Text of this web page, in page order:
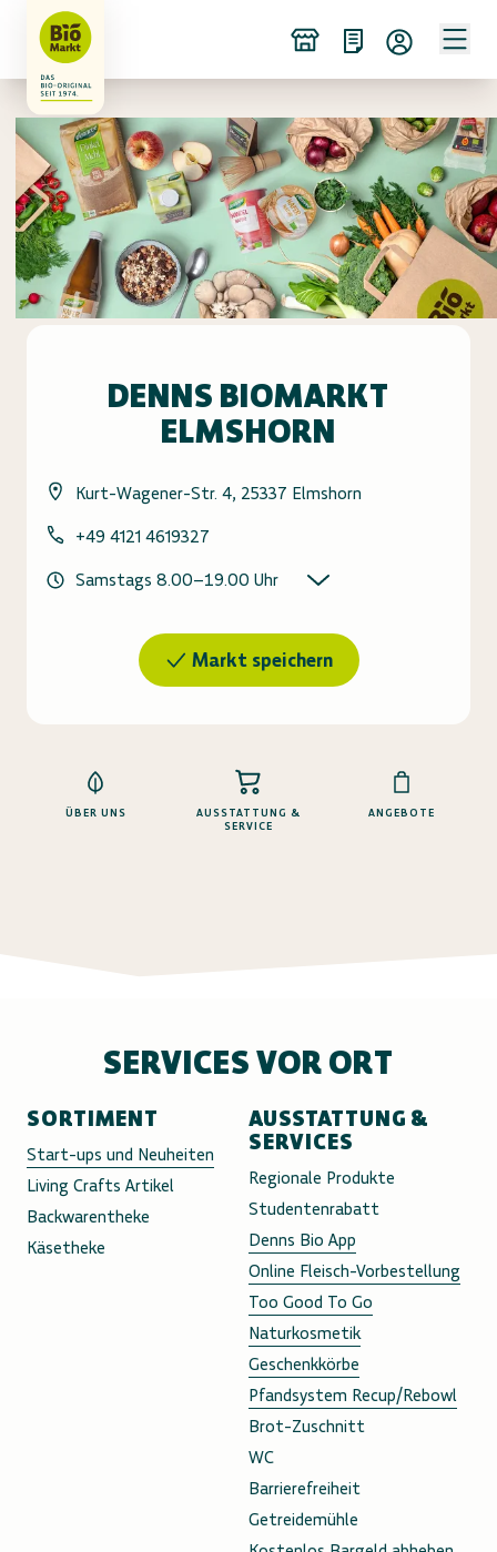
DENNS BIOMARKT
ELMSHORN
Kurt-Wagener-Str. 4, 25337 Elmshorn
+49 4121 4619327
Samstags 8.00–19.00 Uhr
Markt speichern
ÜBER UNS
AUSSTATTUNG &
SERVICE
ANGEBOTE
SERVICES VOR ORT
SORTIMENT
Start-ups und Neuheiten
Living Crafts Artikel
Backwarentheke
Käsetheke
AUSSTATTUNG &
SERVICES
Regionale Produkte
Studentenrabatt
Denns Bio App
Online Fleisch-Vorbestellung
Too Good To Go
Naturkosmetik
Geschenkkörbe
Pfandsystem Recup/Rebowl
Brot-Zuschnitt
WC
Barrierefreiheit
Getreidemühle